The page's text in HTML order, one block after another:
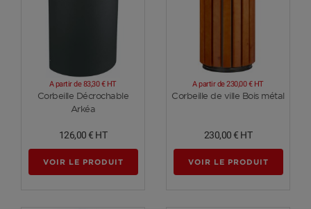
Voir plus
Corbeille Décrochable
Arkéa
A partir de83,30 € HT
126,00 € HT
VOIR LE PRODUIT
Voir plus
Corbeille de ville Bois métal
A partir de230,00 € HT
230,00 € HT
VOIR LE PRODUIT